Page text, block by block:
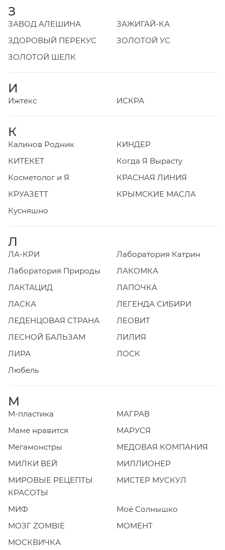
З
ЗАВОД АЛЕШИНА
ЗАЖИГАЙ-КА
ЗДОРОВЫЙ ПЕРЕКУС
ЗОЛОТОЙ УС
ЗОЛОТОЙ ШЕЛК
И
Ижтекс ИСКРА
К
Калинов Родник
КИНДЕР
КИТЕКЕТ
Когда Я Вырасту
Косметолог и Я
КРАСНАЯ ЛИНИЯ
КРУАЗЕТТ
КРЫМСКИЕ МАСЛА
Кусняшно
Л
ЛА-КРИ
Лаборатория Катрин
Лаборатория Природы
ЛАКОМКА
ЛАКТАЦИД
ЛАПОЧКА
ЛАСКА
ЛЕГЕНДА СИБИРИ
ЛЕДЕНЦОВАЯ СТРАНА
ЛЕОВИТ
ЛЕСНОЙ БАЛЬЗАМ
ЛИЛИЯ
ЛИРА
ЛОСК
Любель
М
М-пластика
МАГРАВ
Маме нравится
МАРУСЯ
Мегамонстры
МЕДОВАЯ КОМПАНИЯ
МИЛКИ ВЕЙ
МИЛЛИОНЕР
МИРОВЫЕ РЕЦЕПТЫ
КРАСОТЫ
МИСТЕР МУСКУЛ
МИФ
Моё Солнышко
МОЗГ ZOMBIE
МОМЕНТ
МОСКВИЧКА